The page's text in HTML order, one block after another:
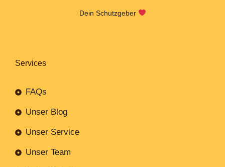
Dein Schutzgeber
Services
FAQs
Unser Blog
Unser Service
Unser Team